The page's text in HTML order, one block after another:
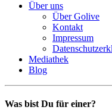
Über uns
Über Golive
Kontakt
Impressum
Mediathek
Blog
Was bist Du für einer?